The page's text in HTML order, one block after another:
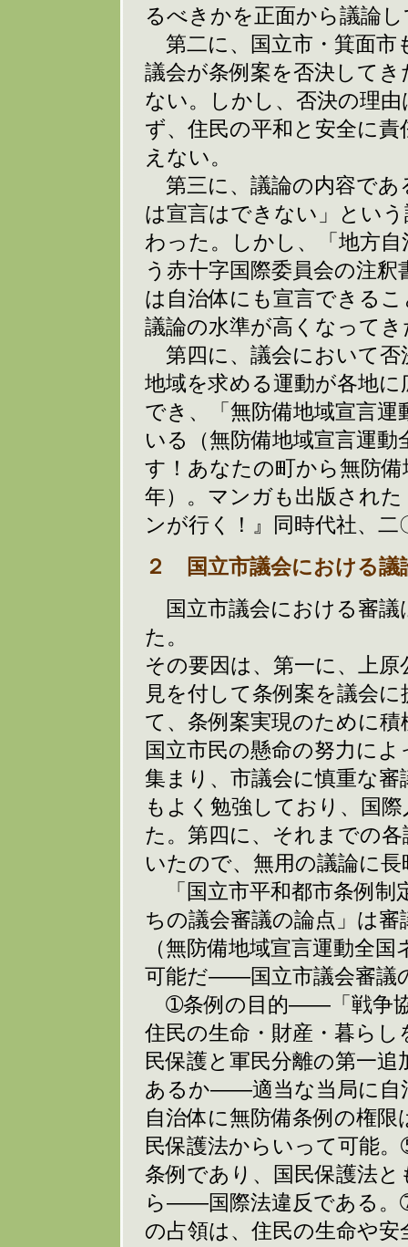
るべきかを正面から議論
第二に、国立市・箕面市
議会が条例案を否決して
ない。しかし、否決の理
ず、住民の平和と安全に
えない。
第三に、議論の内容であ
は宣言はできない」とい
わった。しかし、「地方
う赤十字国際委員会の注
は自治体にも宣言できる
議論の水準が高くなってき
第四に、議会において否
地域を求める運動が各地
でき、「無防備地域宣言
いる（無防備地域宣言運
す！あなたの町から無防
年）。マンガも出版され
ンが行く！』同時代社、二
２ 国立市議会における議
国立市議会における審議
た。
その要因は、第一に、上
見を付して条例案を議会
て、条例案実現のために
国立市民の懸命の努力に
集まり、市議会に慎重な
もよく勉強しており、国
た。第四に、それまでの
いたので、無用の議論に
「国立市平和都市条例制
ちの議会審議の論点」は
（無防備地域宣言運動全
可能だ――国立市議会審議
➀条例の目的――「戦争協
住民の生命・財産・暮ら
民保護と軍民分離の第一
あるか――適当な当局に自
自治体に無防備条例の権
民保護法からいって可能
条例であり、国民保護法
ら――国際法違反である
の占領は、住民の生命や